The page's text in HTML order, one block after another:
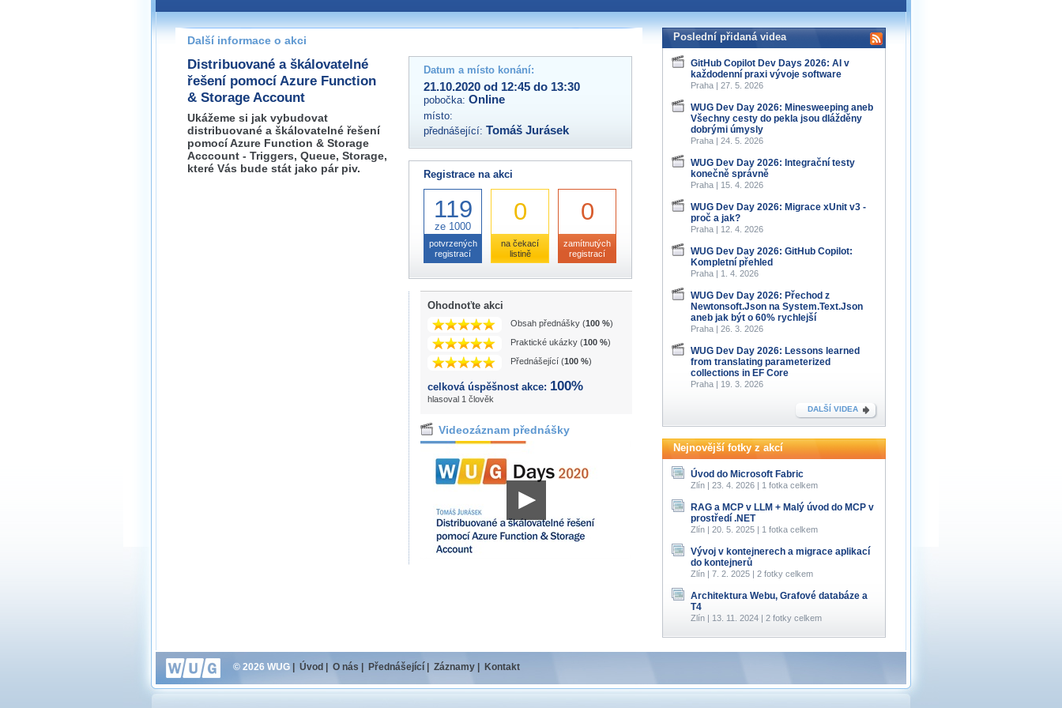
Pokud máte jakýkoliv dotaz na organizátory této akce,
prosím neváhejte nás kontaktovat na e-mailu:
Další informace o akci
Distribuované a škálovatelné
řešení pomocí Azure Function
& Storage Account
Ukážeme si jak vybudovat
distribuované a škálovatelné řešení
pomocí Azure Function & Storage
Acccount - Triggers, Queue, Storage,
které Vás bude stát jako pár piv.
Datum a místo konání:
21.10.2020 od 12:45 do 13:30
pobočka: Online
místo:
přednášející: Tomáš Jurásek
Registrace na akci
119
ze 1000
potvrzených
registrací
0
na čekací
listině
0
zamítnutých
registrací
Ohodnoťte akci
Obsah přednášky (100 %)
Praktické ukázky (100 %)
Přednášející (100 %)
celková úspěšnost akce: 100%
hlasoval 1 člověk
Videozáznam přednášky
Poslední přidaná videa
GitHub Copilot Dev Days 2026: AI v
každodenní praxi vývoje software
Praha | 27. 5. 2026
WUG Dev Day 2026: Minesweeping aneb
Všechny cesty do pekla jsou dlážděny
dobrými úmysly
Praha | 24. 5. 2026
WUG Dev Day 2026: Integrační testy
konečně správně
Praha | 15. 4. 2026
WUG Dev Day 2026: Migrace xUnit v3 -
proč a jak?
Praha | 12. 4. 2026
WUG Dev Day 2026: GitHub Copilot:
Kompletní přehled
Praha | 1. 4. 2026
WUG Dev Day 2026: Přechod z
Newtonsoft.Json na System.Text.Json
aneb jak být o 60% rychlejší
Praha | 26. 3. 2026
WUG Dev Day 2026: Lessons learned
from translating parameterized
collections in EF Core
Praha | 19. 3. 2026
DALŠÍ VIDEA
Nejnovější fotky z akcí
Úvod do Microsoft Fabric
Zlín | 23. 4. 2026 | 1 fotka celkem
RAG a MCP v LLM + Malý úvod do MCP v
prostředí .NET
Zlín | 20. 5. 2025 | 1 fotka celkem
Vývoj v kontejnerech a migrace aplikací
do kontejnerů
Zlín | 7. 2. 2025 | 2 fotky celkem
Architektura Webu, Grafové databáze a
T4
Zlín | 13. 11. 2024 | 2 fotky celkem
© 2026 WUG Úvod O nás Přednášející Záznamy Kontakt